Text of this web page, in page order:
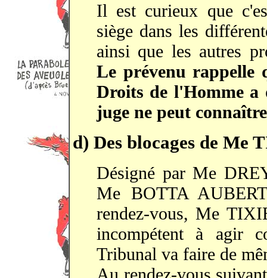
Il est curieux que
siège dans les
ainsi que les autres
Le prévenu rappelle
Droits de l'Homme a
juge ne peut
d) Des blocages de Me
Désigné par Me
Me BOTTA
rendez-vous, Me
incompétent à agir
Tribunal va faire de